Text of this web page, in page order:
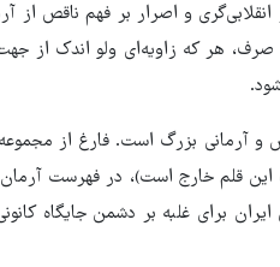
و اصرار بر فهم ناقص از
صرف، هر که زاویه‌ای ولو اندک از
آرمانی بزرگ است. فارغ از
این قلم خارج است)، در فهرست
برای غلبه بر دشمن جایگاه